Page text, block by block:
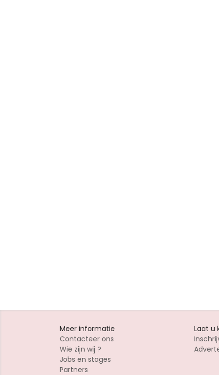
Meer informatie
Contacteer ons
Wie zijn wij ?
Jobs en stages
Partners
Laat u